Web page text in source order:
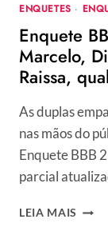
ENQUETES ·
Enquete
Marcelo,
Raissa,
As duplas
nas mãos do
Enquete BBB
parcial
LEIA MAIS